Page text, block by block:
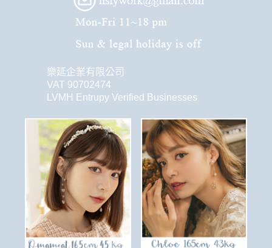
樂延企業有限公司
VAT 90702474
LVMH Entrupy Verified Businesses